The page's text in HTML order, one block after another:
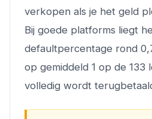
verkopen als je het geld
Bij goede platforms liegt
defaultpercentage rond
op gemiddeld 1 op de 133
volledig wordt